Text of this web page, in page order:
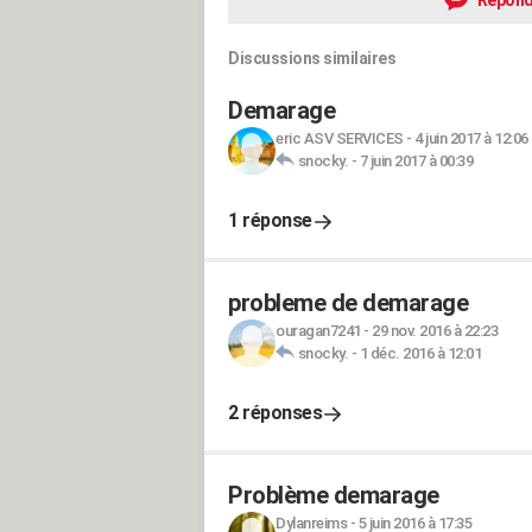
Discussions similaires
Demarage
eric ASV SERVICES - 4 juin 2017 à 12:06
snocky. - 7 juin 2017 à 00:39
1 réponse
probleme de demarage
ouragan7241 - 29 nov. 2016 à 22:23
snocky. - 1 déc. 2016 à 12:01
2 réponses
Problème demarage
Dylanreims- 5 juin 2016 à 17:35